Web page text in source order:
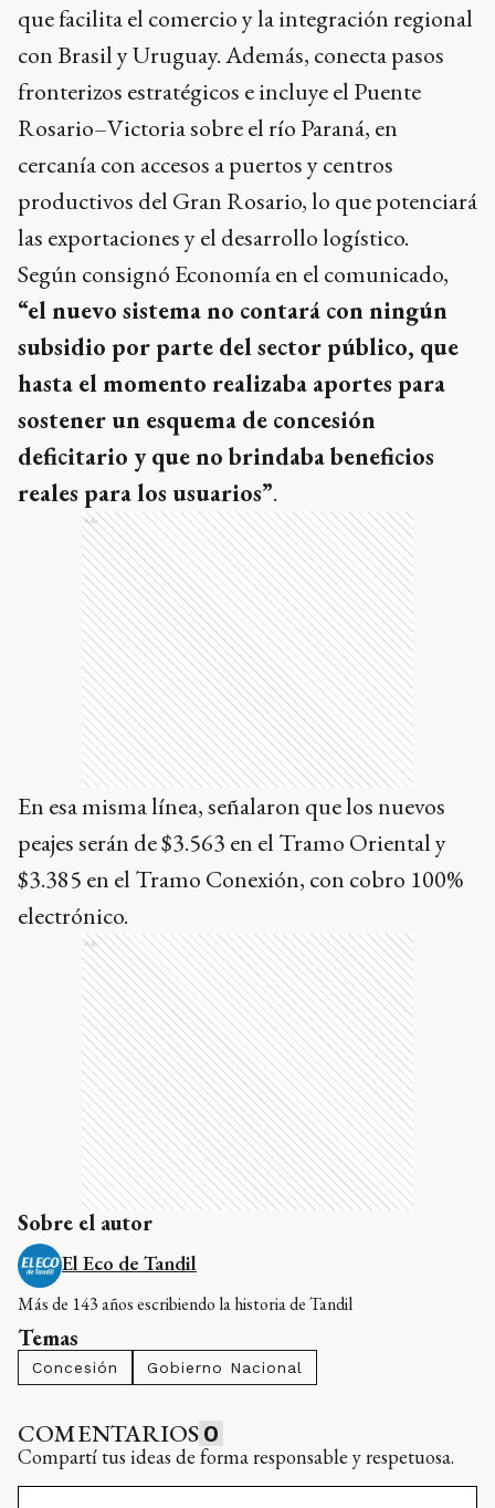
que facilita el comercio y la integración regional
con Brasil y Uruguay. Además, conecta pasos
fronterizos estratégicos e incluye el Puente
Rosario–Victoria sobre el río Paraná, en
cercanía con accesos a puertos y centros
productivos del Gran Rosario, lo que potenciará
las exportaciones y el desarrollo logístico.
Según consignó Economía en el comunicado,
“el nuevo sistema no contará con ningún
subsidio por parte del sector público, que
hasta el momento realizaba aportes para
sostener un esquema de concesión
deficitario y que no brindaba beneficios
reales para los usuarios”.
Ads
En esa misma línea, señalaron que los nuevos
peajes serán de $3.563 en el Tramo Oriental y
$3.385 en el Tramo Conexión, con cobro 100%
electrónico.
Ads
Sobre el autor
El Eco de Tandil
Más de 143 años escribiendo la historia de Tandil
Temas
Concesión Gobierno Nacional
COMENTARIOS 0
Compartí tus ideas de forma responsable y respetuosa.